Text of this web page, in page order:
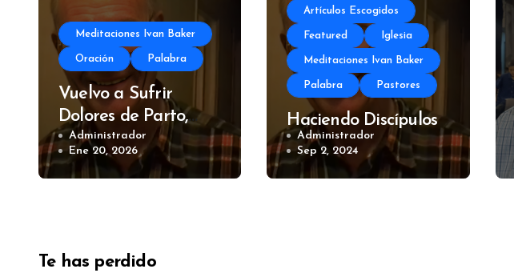
Meditaciones Ivan Baker
Oración Palabra
Vuelvo a Sufrir
Dolores de Parto,
Ivan Baker
Administrador
Ene 20, 2026
Artículos Escogidos
Featured Iglesia
Meditaciones Ivan Baker
Palabra Pastores
Haciendo Discípulos
En Los Hogares
Parte 1, Ivan M.
Administrador
Sep 2, 2024
Te has perdido